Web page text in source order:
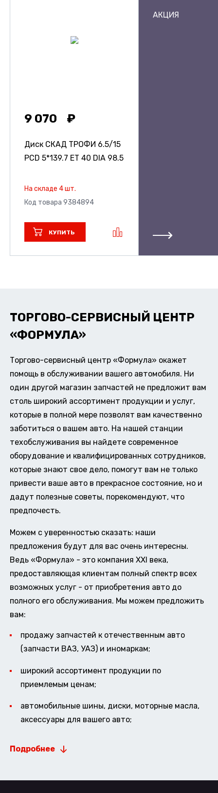
9 070
Диск СКАД ТРОФИ 6.5/15
PCD 5*139.7 ET 40 DIA 98.5
На складе 4 шт.
Код товара 9384894
КУПИТЬ
АКЦИЯ
ТОРГОВО-СЕРВИСНЫЙ ЦЕНТР
«ФОРМУЛА»
Торгово-сервисный центр «Формула» окажет
помощь в обслуживании вашего автомобиля. Ни
один другой магазин запчастей не предложит вам
столь широкий ассортимент продукции и услуг,
которые в полной мере позволят вам качественно
заботиться о вашем авто. На нашей станции
техобслуживания вы найдете современное
оборудование и квалифицированных сотрудников,
которые знают свое дело, помогут вам не только
привести ваше авто в прекрасное состояние, но и
дадут полезные советы, порекомендуют, что
предпочесть.
Можем с уверенностью сказать: наши
предложения будут для вас очень интересны.
Ведь «Формула» - это компания XXI века,
предоставляющая клиентам полный спектр всех
возможных услуг - от приобретения авто до
полного его обслуживания. Мы можем предложить
вам:
продажу запчастей к отечественным авто
(запчасти ВАЗ, УАЗ) и иномаркам;
широкий ассортимент продукции по
приемлемым ценам;
автомобильные шины, диски, моторные масла,
аксессуары для вашего авто;
Подробнее